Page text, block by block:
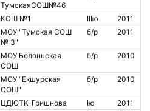
ТумскаяСОШ№46
КСШ №1 IIIю
2011
МОУ "Тумская СОШ
№ 3"
б/р 2011
МОУ Болоньская
СОШ
б/р 2010
МОУ "Екшурская
СОШ"
б/р 2010
ЦДЮТК-Гришнова Iю
2011